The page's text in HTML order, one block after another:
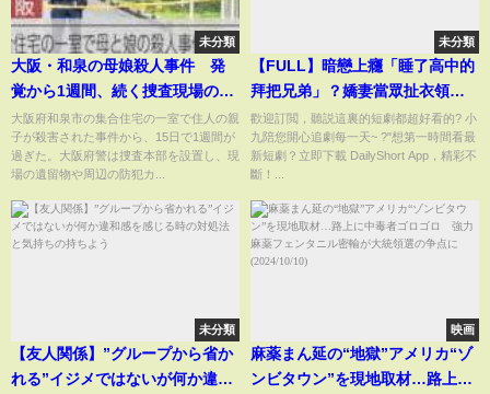
未分類
大阪・和泉の母娘殺人事件 発
覚から1週間、続く捜査現場のい
ま
大阪府和泉市の集合住宅の一室で住人の親
子が殺害された事件から、15日で1週間が
過ぎた。大阪府警は捜査本部を設置し、現
場の遺留物や周辺の防犯カ...
未分類
【FULL】暗戀上癮「睡了高中的
拜把兄弟」？嬌妻當眾扯衣領露
疤痕，霸道樓總怒砸攝影機！
《醉吻夜之京枝玉葉》#短劇
#drama #甜寵 #romance
歡迎訂閲，聽説這裏的短劇都超好看的? 小
九陪您開心追劇每一天~ ?"想第一時間看最
新短劇？立即下載 DailyShort App，精彩不
斷！...
未分類
【友人関係】”グループから省か
れる”イジメではないが何か違和
映画
麻薬まん延の“地獄”アメリカ“ゾ
ンビタウン”を現地取材…路上に